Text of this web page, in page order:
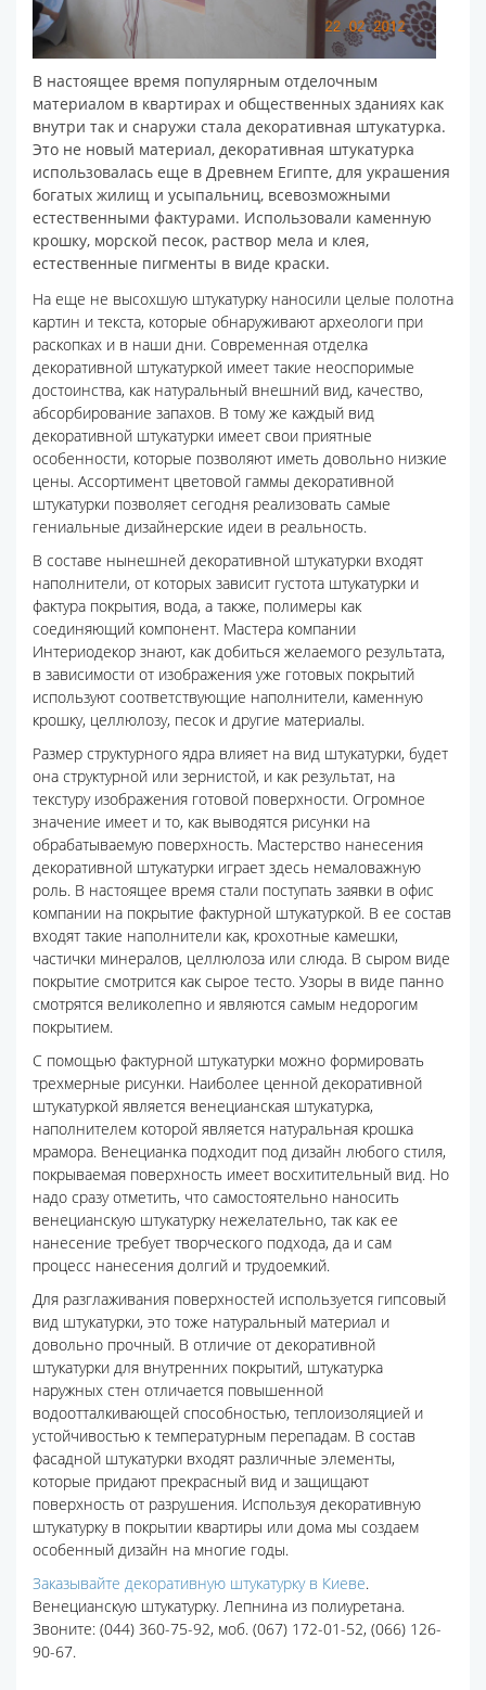
В настоящее время популярным отделочным
материалом в квартирах и общественных зданиях как
внутри так и снаружи стала декоративная штукатурка.
Это не новый материал, декоративная штукатурка
использовалась еще в Древнем Египте, для украшения
богатых жилищ и усыпальниц, всевозможными
естественными фактурами. Использовали каменную
крошку, морской песок, раствор мела и клея,
естественные пигменты в виде краски.
На еще не высохшую штукатурку наносили целые полотна
картин и текста, которые обнаруживают археологи при
раскопках и в наши дни. Современная отделка
декоративной штукатуркой имеет такие неоспоримые
достоинства, как натуральный внешний вид, качество,
абсорбирование запахов. В тому же каждый вид
декоративной штукатурки имеет свои приятные
особенности, которые позволяют иметь довольно низкие
цены. Ассортимент цветовой гаммы декоративной
штукатурки позволяет сегодня реализовать самые
гениальные дизайнерские идеи в реальность.
В составе нынешней декоративной штукатурки входят
наполнители, от которых зависит густота штукатурки и
фактура покрытия, вода, а также, полимеры как
соединяющий компонент. Мастера компании
Интериодекор знают, как добиться желаемого результата,
в зависимости от изображения уже готовых покрытий
используют соответствующие наполнители, каменную
крошку, целлюлозу, песок и другие материалы.
Размер структурного ядра влияет на вид штукатурки, будет
она структурной или зернистой, и как результат, на
текстуру изображения готовой поверхности. Огромное
значение имеет и то, как выводятся рисунки на
обрабатываемую поверхность. Мастерство нанесения
декоративной штукатурки играет здесь немаловажную
роль. В настоящее время стали поступать заявки в офис
компании на покрытие фактурной штукатуркой. В ее состав
входят такие наполнители как, крохотные камешки,
частички минералов, целлюлоза или слюда. В сыром виде
покрытие смотрится как сырое тесто. Узоры в виде панно
смотрятся великолепно и являются самым недорогим
покрытием.
С помощью фактурной штукатурки можно формировать
трехмерные рисунки. Наиболее ценной декоративной
штукатуркой является венецианская штукатурка,
наполнителем которой является натуральная крошка
мрамора. Венецианка подходит под дизайн любого стиля,
покрываемая поверхность имеет восхитительный вид. Но
надо сразу отметить, что самостоятельно наносить
венецианскую штукатурку нежелательно, так как ее
нанесение требует творческого подхода, да и сам
процесс нанесения долгий и трудоемкий.
Для разглаживания поверхностей используется гипсовый
вид штукатурки, это тоже натуральный материал и
довольно прочный. В отличие от декоративной
штукатурки для внутренних покрытий, штукатурка
наружных стен отличается повышенной
водоотталкивающей способностью, теплоизоляцией и
устойчивостью к температурным перепадам. В состав
фасадной штукатурки входят различные элементы,
которые придают прекрасный вид и защищают
поверхность от разрушения. Используя декоративную
штукатурку в покрытии квартиры или дома мы создаем
особенный дизайн на многие годы.
Заказывайте декоративную штукатурку в Киеве.
Венецианскую штукатурку. Лепнина из полиуретана.
Звоните: (044) 360-75-92, моб. (067) 172-01-52, (066) 126-
90-67.